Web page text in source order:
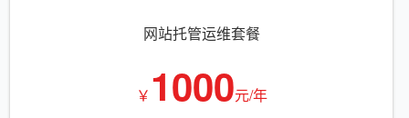
网站托管运维套餐
￥ 1000元/年